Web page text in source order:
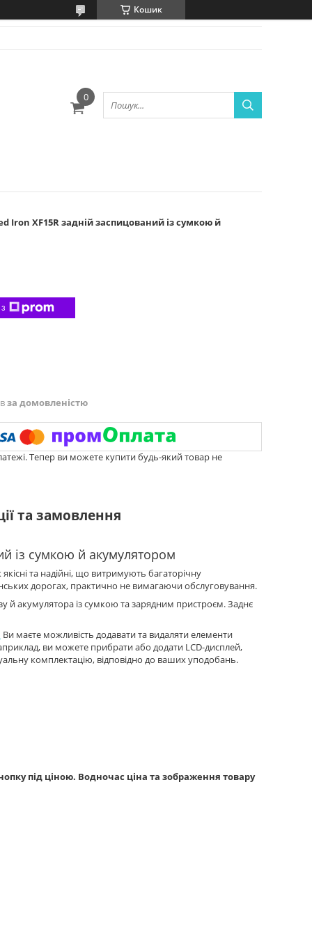
Кошик
Iron XF15R задній заспицований із сумкою й
за домовленістю
Тепер ви можете купити будь-який товар не
та замовлення
із сумкою й акумулятором
та надійні, що витримують багаторічну
дорогах, практично не вимагаючи обслуговування.
й акумулятора із сумкою та зарядним пристроєм. Заднє
Ви маєте можливість додавати та видаляти елементи
ви можете прибрати або додати LCD-дисплей,
комплектацію, відповідно до ваших уподобань.
під ціною. Водночас ціна та зображення товару